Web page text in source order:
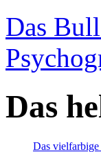
Das
Das
Das